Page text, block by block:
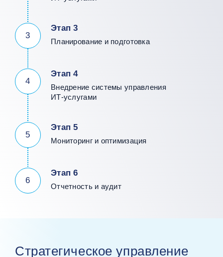
3
Этап 3
Планирование и подготовка
4
Этап 4
Внедрение системы управления
ИТ‑услугами
5
Этап 5
Мониторинг и оптимизация
6
Этап 6
Отчетность и аудит
Стратегическое управление